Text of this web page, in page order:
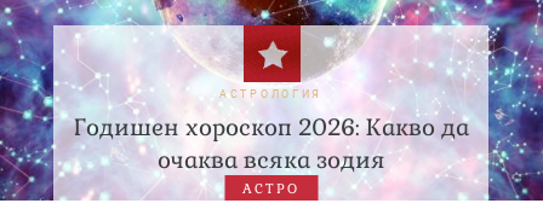
АСТРОЛОГИЯ
Годишен хороскоп 2026: Какво да
очаква всяка зодия
АСТРО